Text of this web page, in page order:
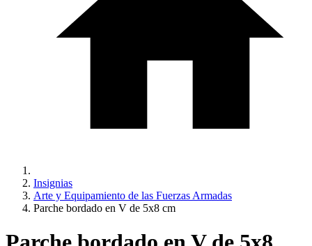
Insignias
Arte y Equipamiento de las Fuerzas Armadas
Parche bordado en V de 5x8 cm